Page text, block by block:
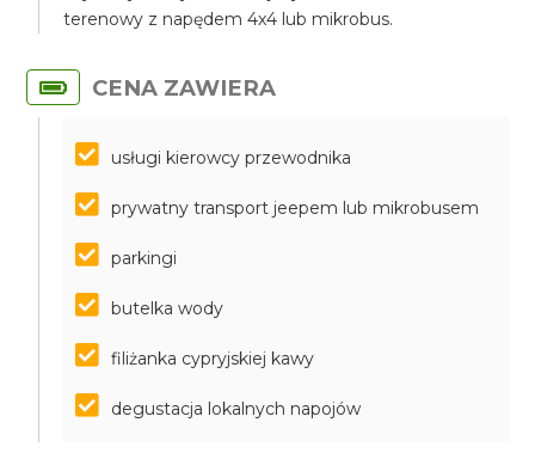
terenowy z napędem 4x4 lub mikrobus.
CENA ZAWIERA
usługi kierowcy przewodnika
prywatny transport jeepem lub mikrobusem
parkingi
butelka wody
filiżanka cypryjskiej kawy
degustacja lokalnych napojów